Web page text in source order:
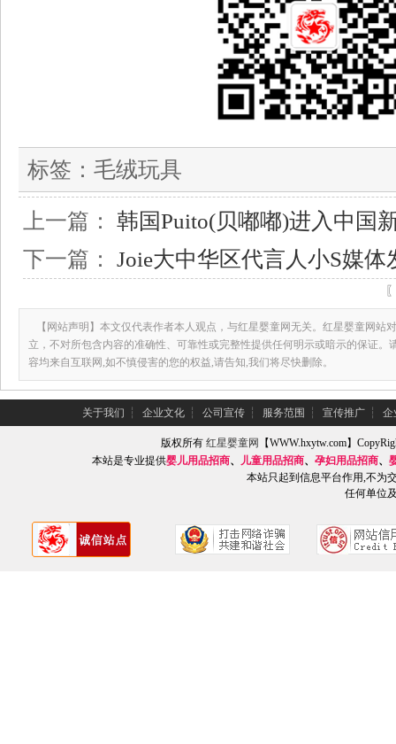
标签： 毛绒玩具
上一篇： 韩国Puito(贝嘟嘟)进入中国
下一篇： Joie大中华区代言人小S媒体
【网站声明】本文仅代表作者本人观点，与红星婴童网无关。红星婴童网站
立，不对所包含内容的准确性、可靠性或完整性提供任何明示或暗示的保证。
容均来自互联网,如不慎侵害的您的权益,请告知,我们将尽快删除。
关于我们 ┆ 企业文化 ┆ 公司宣传 ┆ 服务范围 ┆ 宣传推广 ┆ 企
版权所有红星婴童网
【WWW.hxytw.com】
本站是专业提供婴儿用品招商、 儿童用品招商、 孕妇用品招商、
本站只起到信息平台作用,不为
任何单位